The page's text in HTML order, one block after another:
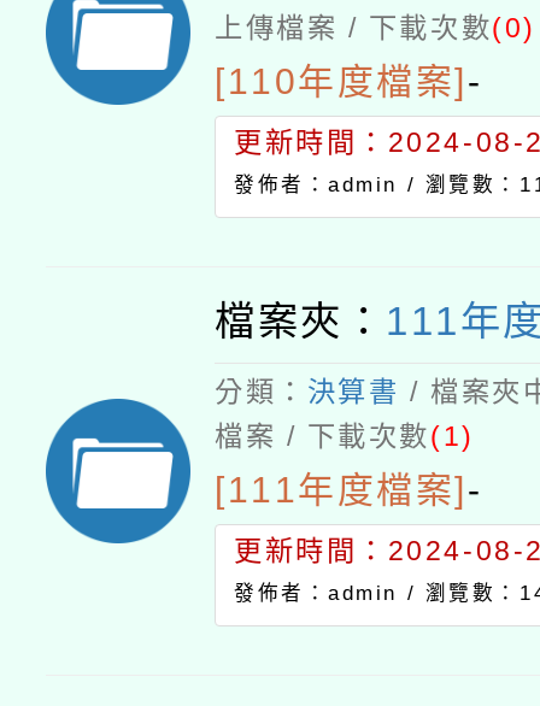
上傳檔案 / 下載次數(0)
[110年度檔案]-
更新時間：2024-08-
發佈者：admin / 瀏覽數：
檔案夾： 111年
分類： 決算書 / 檔案夾
檔案 / 下載次數(1)
[111年度檔案]-
更新時間：2024-08-
發佈者：admin / 瀏覽數：